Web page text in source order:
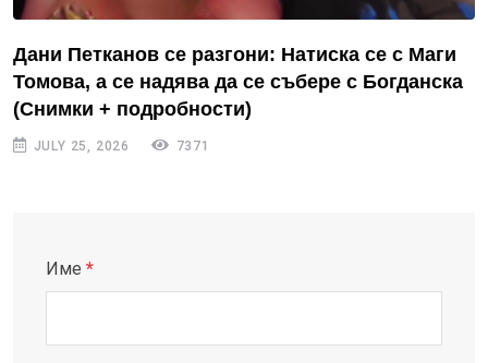
Дани Петканов се разгони: Натиска се с Маги
Томова, а се надява да се събере с Богданска
(Снимки + подробности)
JULY 25, 2026 7371
Име *